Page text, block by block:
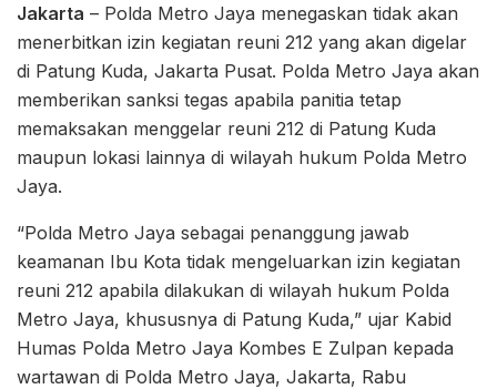
Jakarta – Polda Metro Jaya menegaskan tidak akan
menerbitkan izin kegiatan reuni 212 yang akan digelar
di Patung Kuda, Jakarta Pusat. Polda Metro Jaya akan
memberikan sanksi tegas apabila panitia tetap
memaksakan menggelar reuni 212 di Patung Kuda
maupun lokasi lainnya di wilayah hukum Polda Metro
Jaya.
“Polda Metro Jaya sebagai penanggung jawab
keamanan Ibu Kota tidak mengeluarkan izin kegiatan
reuni 212 apabila dilakukan di wilayah hukum Polda
Metro Jaya, khususnya di Patung Kuda,” ujar Kabid
Humas Polda Metro Jaya Kombes E Zulpan kepada
wartawan di Polda Metro Jaya, Jakarta, Rabu